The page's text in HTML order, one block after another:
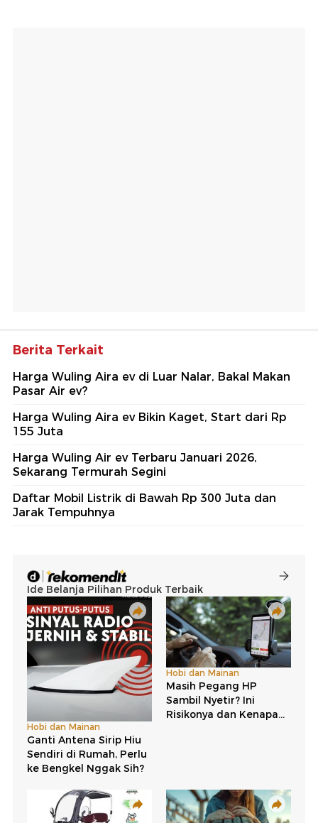
Berita Terkait
Harga Wuling Aira ev di Luar Nalar, Bakal Makan
Pasar Air ev?
Harga Wuling Aira ev Bikin Kaget, Start dari Rp
155 Juta
Harga Wuling Air ev Terbaru Januari 2026,
Sekarang Termurah Segini
Daftar Mobil Listrik di Bawah Rp 300 Juta dan
Jarak Tempuhnya